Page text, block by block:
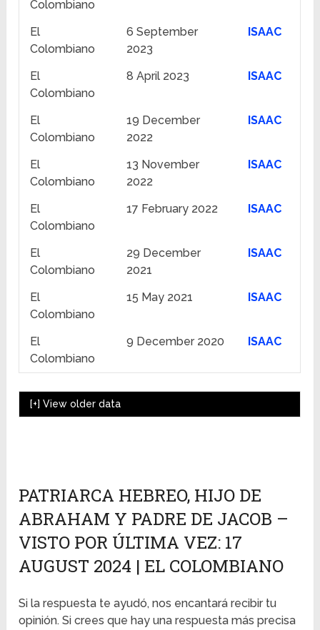
Colombiano
El
Colombiano
6 September
2023
ISAAC
El
Colombiano
8 April 2023 ISAAC
El
Colombiano
19 December
2022
ISAAC
El
Colombiano
13 November
2022
ISAAC
El
Colombiano
17 February 2022 ISAAC
El
Colombiano
29 December
2021
ISAAC
El
Colombiano
15 May 2021 ISAAC
El
Colombiano
9 December 2020 ISAAC
[+]View older data
PATRIARCA HEBREO, HIJO DE
ABRAHAM Y PADRE DE JACOB –
VISTO POR ÚLTIMA VEZ: 17
AUGUST 2024 | EL COLOMBIANO
Si la respuesta te ayudó, nos encantará recibir tu
opinión. Si crees que hay una respuesta más precisa